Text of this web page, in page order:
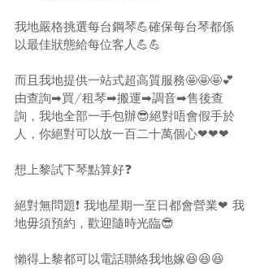
我地嚴格挑選每台鋼琴💪確保每台琴都係
以最佳狀態給每位客人💪💪
而且我地提供一站式超高質服務🤩🤩🤩💕
由查詢➡買/租琴➡搬運➡調音➡售後查
詢，我地全部一手包辦😎絕對唔會假手於
人，你絕對可以放一百二十萬個心❤❤❤
想上黎試下琴點算好❓
絕對無問題❗ 我地星期一至日都會營業❤ 我
地毋須預約，歡迎隨時光臨😎
懶得上黎都可以電話聯絡我地嫁😆😆😆